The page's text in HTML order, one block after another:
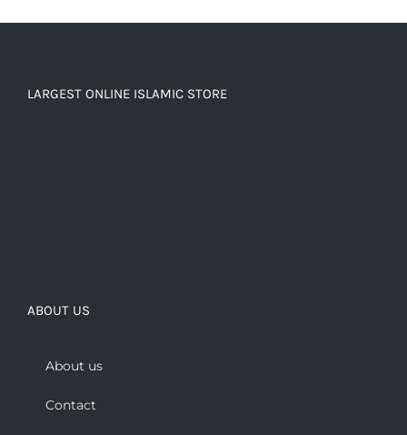
LARGEST ONLINE ISLAMIC STORE
ABOUT US
About us
Contact